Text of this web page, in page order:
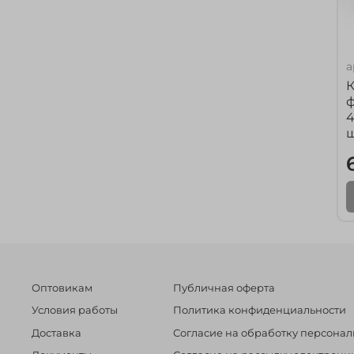
Оптовикам
Условия работы
Доставка
Публичная оферта
Политика конфиденциальности
Согласие на обработку